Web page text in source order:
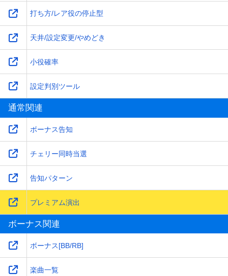
打ち方/レア役の停止型
天井/設定変更/やめどき
小役確率
設定判別ツール
通常関連
ボーナス告知
チェリー同時当選
告知パターン
プレミアム演出
ボーナス関連
ボーナス[BB/RB]
楽曲一覧